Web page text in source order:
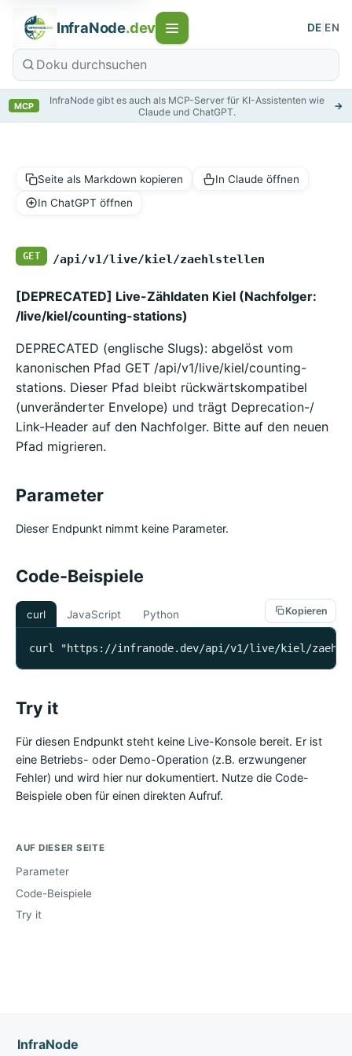
InfraNode.dev DE EN
MCP
InfraNode gibt es auch als MCP-Server für KI-Assistenten wie
Claude und ChatGPT.
→
Seite als Markdown kopieren
In Claude öffnen
In ChatGPT öffnen
GET /api/v1/live/kiel/zaehlstellen
[DEPRECATED] Live-Zähldaten Kiel (Nachfolger:
/live/kiel/counting-stations)
DEPRECATED (englische Slugs): abgelöst vom
kanonischen Pfad GET /api/v1/live/kiel/counting-
stations. Dieser Pfad bleibt rückwärtskompatibel
(unveränderter Envelope) und trägt Deprecation-/
Link-Header auf den Nachfolger. Bitte auf den neuen
Pfad migrieren.
Parameter
Dieser Endpunkt nimmt keine Parameter.
Code-Beispiele
curl JavaScript Python Kopieren
curl "https://infranode.dev/api/v1/live/kiel/
Try it
Für diesen Endpunkt steht keine Live-Konsole bereit. Er ist
eine Betriebs- oder Demo-Operation (z.B. erzwungener
Fehler) und wird hier nur dokumentiert. Nutze die Code-
Beispiele oben für einen direkten Aufruf.
AUF DIESER SEITE
Parameter
Code-Beispiele
Try it
InfraNode